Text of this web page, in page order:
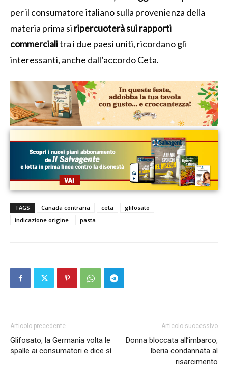
per il consumatore italiano sulla provenienza della
materia prima si ripercuoterà sui rapporti
commercialitra i due paesi uniti, ricordano gli
interessanti, anche dall’accordo Ceta.
TAGS Canada contraria ceta
glifosato
indicazione origine
pasta
Articolo precedente
Glifosato, la Germania volta le
spalle ai consumatori e dice sì
Articolo successivo
Donna bloccata all’imbarco,
Iberia condannata al
risarcimento